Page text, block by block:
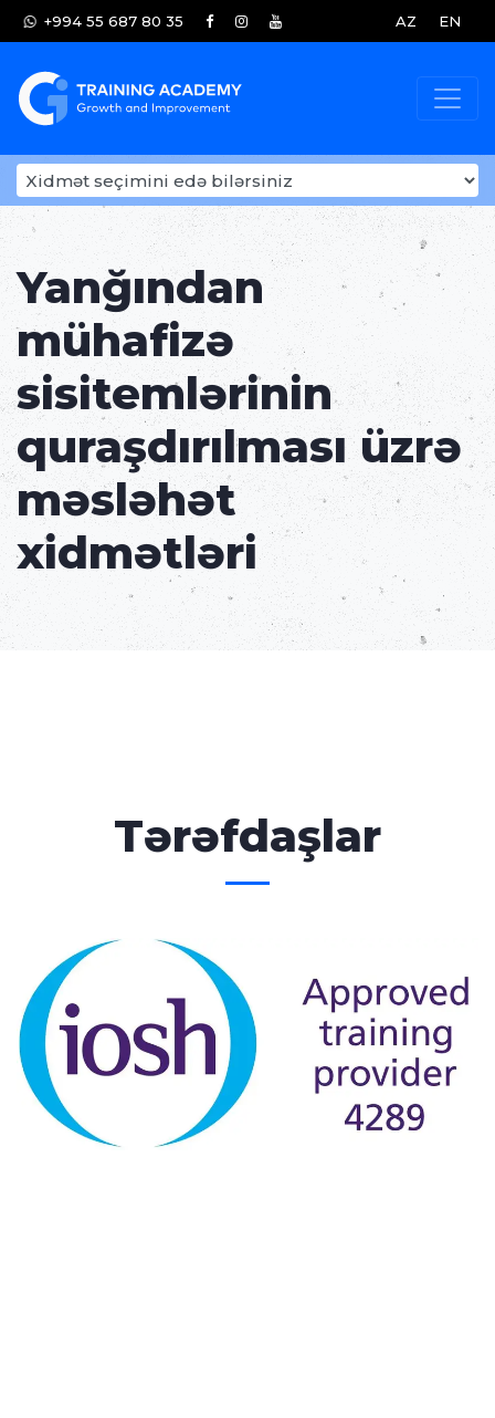
+994 55 687 80 35 AZ EN
Yanğından
mühafizə
sisitemlərinin
quraşdırılması üzrə
məsləhət
xidmətləri
Tərəfdaşlar